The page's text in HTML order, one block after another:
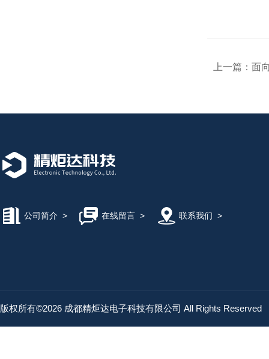
上一篇： 面
公司简介 > 在线留言> 联系我们 >
版权所有©2026 成都精炬达电子科技有限公司 All Rights Reserved